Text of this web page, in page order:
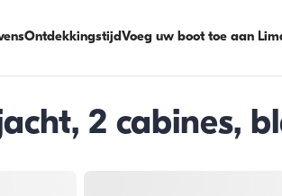
OntdekkingstijdVoeg uw boot toe aan
2 cabines,